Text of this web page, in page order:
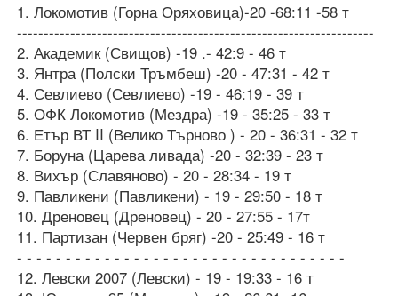
1. Локомотив (Горна Оряховица)-20 -68:11 -58 т
-------------------------------------------------------------------
2. Академик (Свищов) -19 .- 42:9 - 46 т
3. Янтра (Полски Тръмбеш) -20 - 47:31 - 42 т
4. Севлиево (Севлиево) -19 - 46:19 - 39 т
5. ОФК Локомотив (Мездра) -19 - 35:25 - 33 т
6. Етър ВТ II (Велико Търново ) - 20 - 36:31 - 32 т
7. Боруна (Царева ливада) -20 - 32:39 - 23 т
8. Вихър (Славяново) - 20 - 28:34 - 19 т
9. Павликени (Павликени) - 19 - 29:50 - 18 т
10. Дреновец (Дреновец) - 20 - 27:55 - 17т
11. Партизан (Червен бряг) -20 - 25:49 - 16 т
- - - - - - - - - - - - - - - - - - - - - - - - - - - - - - - - - -
12. Левски 2007 (Левски) - 19 - 19:33 - 16 т